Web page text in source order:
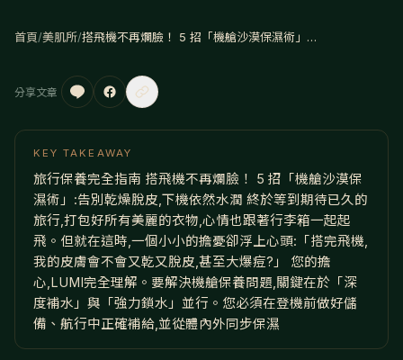
首頁/美肌所/ 搭飛機不再爛臉！ 5 招「機艙沙漠保濕術」：告別乾燥脫皮，下機依然水潤
分享文章
KEY TAKEAWAY
旅行保養完全指南 搭飛機不再爛臉！ 5 招「機艙沙漠保
濕術」:告別乾燥脫皮,下機依然水潤 終於等到期待已久的
旅行,打包好所有美麗的衣物,心情也跟著行李箱一起起
飛。但就在這時,一個小小的擔憂卻浮上心頭:「搭完飛機,
我的皮膚會不會又乾又脫皮,甚至大爆痘?」 您的擔
心,LUMI完全理解。要解決機艙保養問題,關鍵在於「深
度補水」與「強力鎖水」並行。您必須在登機前做好儲
備、航行中正確補給,並從體內外同步保濕